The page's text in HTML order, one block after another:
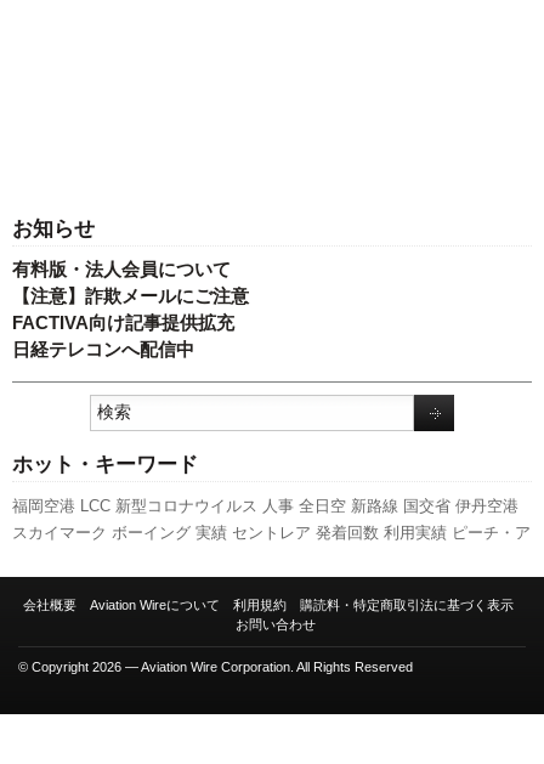
お知らせ
有料版・法人会員について
【注意】詐欺メールにご注意
FACTIVA向け記事提供拡充
日経テレコンへ配信中
ホット・キーワード
福岡空港 LCC 新型コロナウイルス 人事 全日空 新路線 国交省 伊丹空港
スカイマーク ボーイング 実績 セントレア 発着回数 利用実績 ピーチ・ア
737NG A350 XWB ANAホールディングス 客室乗務員 訪日客 国交省航空
会社概要 Aviation Wireについて 利用規約
購読料・特定商取引法に基づく表示
お問い合わせ
© Copyright 2026 — Aviation Wire Corporation. All Rights Reserved